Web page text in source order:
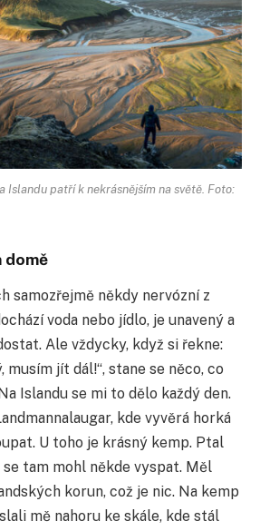
Islandu patří k nekrásnějším na světě. Foto:
domě
samozřejmě někdy nervózní z
voda nebo jídlo, je unavený a
Ale vždycky, když si řekne:
musím jít dál!“, stane se něco, co
Islandu se mi to dělo každý den.
kde vyvěrá horká
U toho je krásný kemp. Ptal
tam mohl někde vyspat. Měl
korun, což je nic. Na kemp
mě nahoru ke skále, kde stál